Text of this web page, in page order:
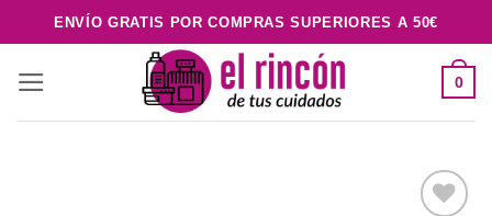
al
contenido
ENVÍO GRATIS POR COMPRAS SUPERIORES A 50€
0